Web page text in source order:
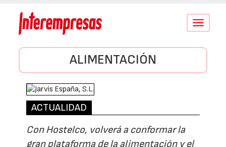
Conmutar
ALIMENTACIÓN
ACTUALIDAD
Con Hostelco, volverá a conformar la
gran plataforma de la alimentación y el